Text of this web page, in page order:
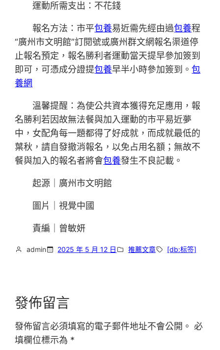
運動所需支出：不花錢
報名方法：市平包養易近需先經由過包養程
“廣州市文明館”訂閱號或廣州群文網報名渠道停
止報名預定，報名勝利者運動當天提早參加簽到
即可，可憑成分證提包養早半小時參加簽到。包
養網
溫馨提醒：為使公共資本獲得充足應用，報
名勝利若因故無法餐與加入運動的市平易近夢
中，女配角每一題都得了好成就，而成就最低的
葉秋，請自發撤消報名，以免占用名額；無故不
餐與加入的報名者將會包養發生不良記載。
起源｜廣州市文明館
圖片｜視覺中國
責編｜曾敏妍
admin 2025 年 5 月 12 日 推薦文章 [db:标签]
發佈留言
發佈留言必須填寫的電子郵件地址不會公開。 必
填欄位標示為 *